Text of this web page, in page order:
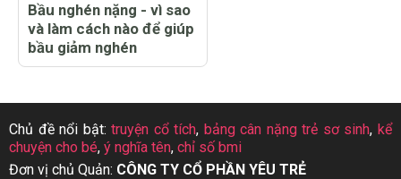
Bầu nghén nặng - vì sao
và làm cách nào để giúp
bầu giảm nghén
Chủ đề nổi bật:truyện cổ tích, bảng cân nặng trẻ sơ sinh,kể
chuyện cho bé, ý nghĩa tên, chỉ số bmi
Đơn vị chủ Quản: CÔNG TY CỔ PHẦN YÊU TRẺ